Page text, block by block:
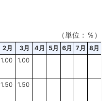
（単位：％）
2月 3月 4月 5月 6月 7月 8月
1.00
1.00
1.50
1.50